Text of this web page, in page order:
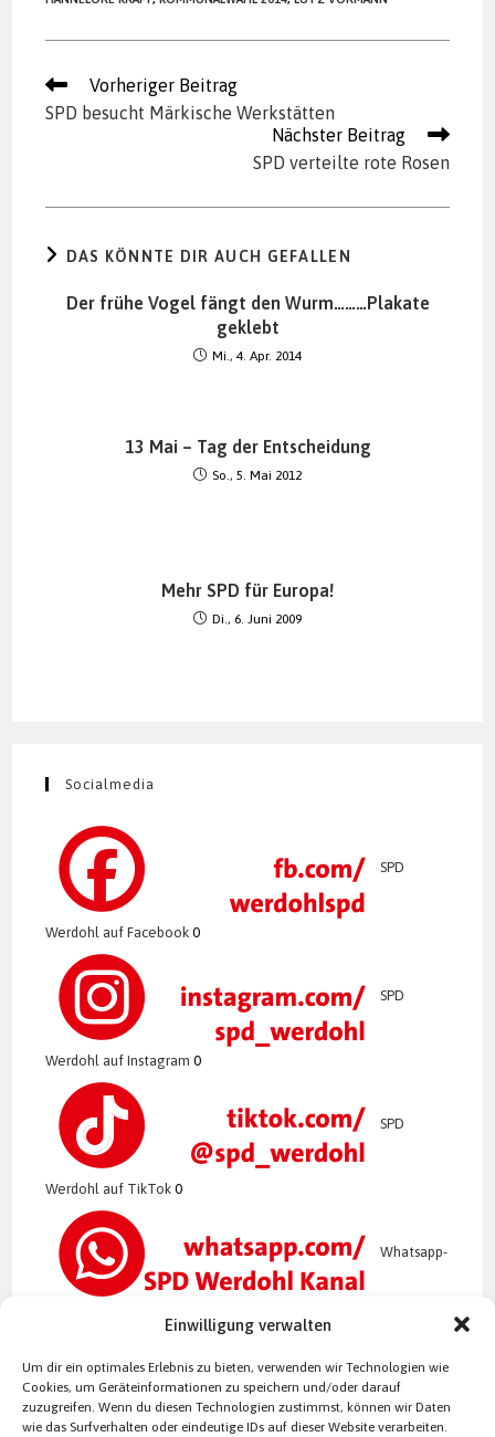
Einwilligung verwalten
Um dir ein optimales Erlebnis zu bieten, verwenden wir Technologien wie
Cookies, um Geräteinformationen zu speichern und/oder darauf
zuzugreifen. Wenn du diesen Technologien zustimmst, können wir Daten
wie das Surfverhalten oder eindeutige IDs auf dieser Website verarbeiten.
Weitere
Artikel
ansehen
Vorheriger Beitrag
SPD besucht Märkische Werkstätten
Nächster Beitrag
SPD verteilte rote Rosen
DAS KÖNNTE DIR AUCH GEFALLEN
Der frühe Vogel fängt den Wurm………Plakate
geklebt
Mi., 4. Apr. 2014
13 Mai – Tag der Entscheidung
So., 5. Mai 2012
Mehr SPD für Europa!
Di., 6. Juni 2009
Socialmedia
SPD
Werdohl auf Facebook 0
SPD
Werdohl auf Instagram 0
SPD
Werdohl auf TikTok 0
Whatsapp-
Kanal der SPD Werdohl 0